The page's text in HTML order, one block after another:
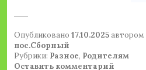
Опубликовано 17.10.2025автором
пос.Сборный
Рубрики: Разное, Родителям
Оставить комментарий